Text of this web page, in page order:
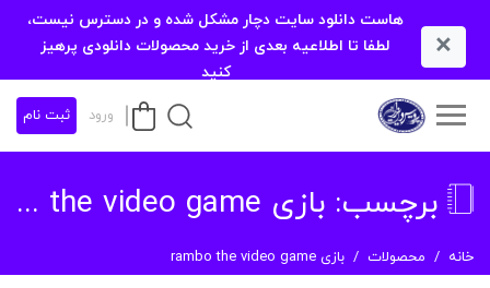
×
هاست دانلود سایت دچار مشکل شده و در دسترس نیست،
لطفا تا اطلاعیه بعدی از خرید محصولات دانلودی پرهیز
کنید
ورود ثبت نام
برچسب: بازی rambo the video game
خانه محصولات بازی rambo the video game